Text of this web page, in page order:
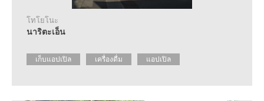
โทโยโนะ
นาริตะเอ็น
เก็บแอปเปิล เครื่องดื่ม แอปเปิล